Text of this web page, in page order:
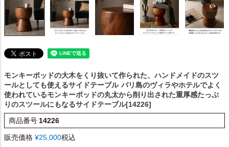
モンキーポッドの大木をくり抜いて作られた、ハンドメイドのスツ
ールとしても使えるサイドテーブル バリ島のヴィラやホテルでよく
使われているモンキーポッドの丸太から削り出された重厚感たっぷ
りのスツールにもなるサイドテーブル[14226]
商品番号 14226
販売価格 ¥25,000税込